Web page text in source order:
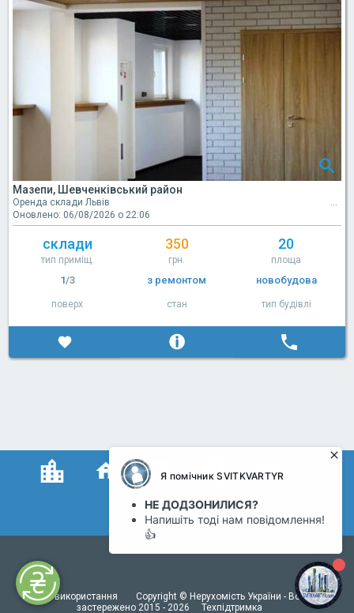
Мазепи, Шевченківський район
Оренда склади Львів
Оновлено: 06/08/2026 о 22:06
склади
тип приміщ.
350
грн.
20
площа
1/3
поверх
з ремонтом
стан
новобудова
тип будівлі
Умови використання
Copyright © Нерухомість України - Всі права
застережено 2015 - 2026 Техпідтримка